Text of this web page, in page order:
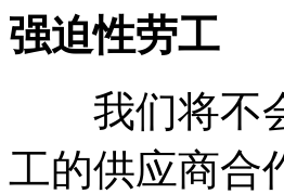
强迫性劳工
我们将不会
工的供应商合